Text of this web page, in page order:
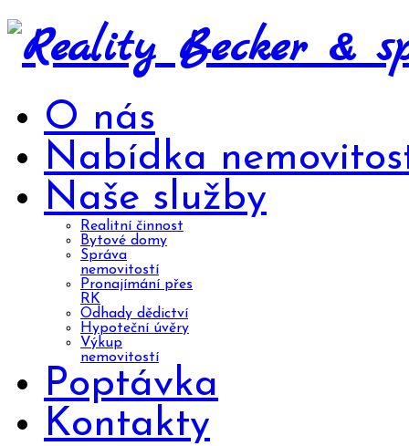
O nás
Nabídka
Naše služby
Realitní činnost
Bytové domy
Správa
nemovitostí
Pronajímání přes
RK
Odhady dědictví
Hypoteční úvěry
Výkup
nemovitostí
Poptávka
Kontakty